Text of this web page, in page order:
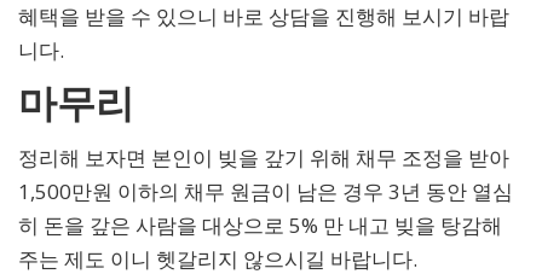
혜택을 받을 수 있으니 바로 상담을 진행해 보시기 바랍
니다.
마무리
정리해 보자면 본인이 빚을 갚기 위해 채무 조정을 받아
1,500만원 이하의 채무 원금이 남은 경우 3년 동안 열심
히 돈을 갚은 사람을 대상으로 5% 만 내고 빚을 탕감해
주는 제도 이니 헷갈리지 않으시길 바랍니다.